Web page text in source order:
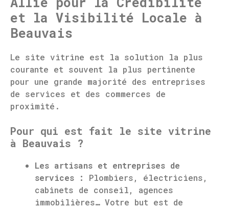
et la Visibilité Locale à
Beauvais
Le site vitrine est la solution la plus
courante et souvent la plus pertinente
pour une grande majorité des entreprises
de services et des commerces de
proximité.
Pour qui est fait le site vitrine
à Beauvais ?
Les artisans et entreprises de
services :
Plombiers, électriciens,
cabinets de conseil, agences
immobilières… Votre but est de